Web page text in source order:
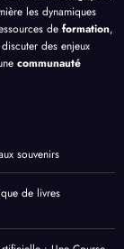
les dynamiques
de formation,
des enjeux
communauté
souvenirs
de livres